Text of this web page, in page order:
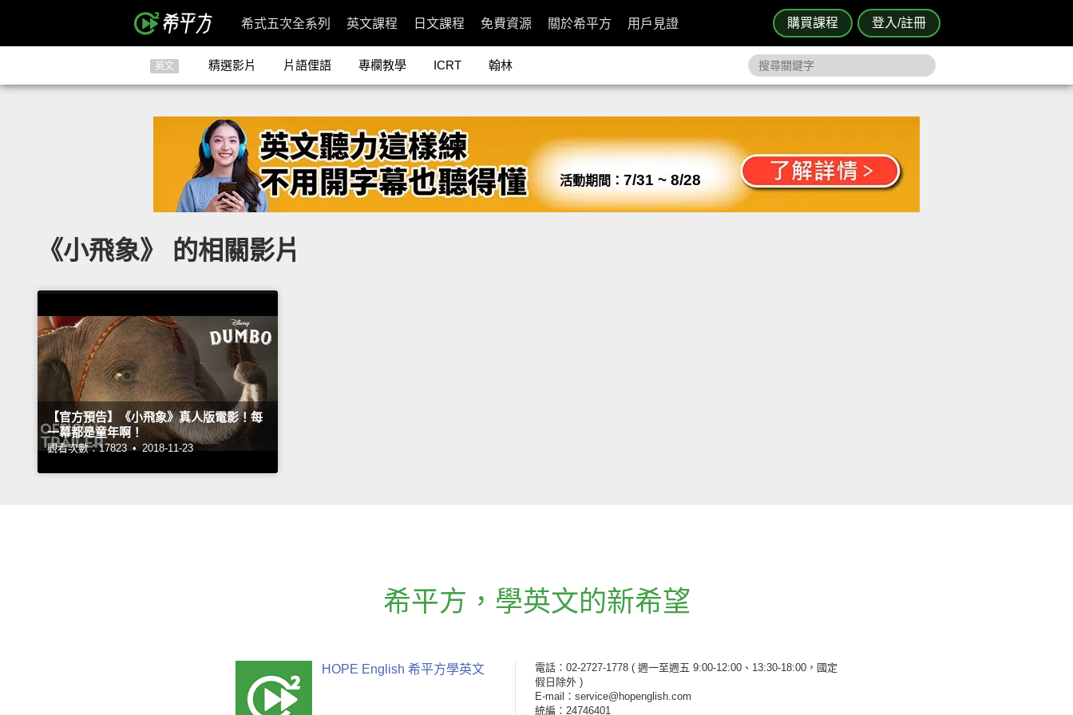
購買課程 登入/註冊
希式五次全系列 英文課程 日文課程 免費資源 關於希平方 用戶見證
英文 精選影片 片語俚語 專欄教學 ICRT 翰林
活動期間： 7/31 ~ 8/28
《小飛象》 的相關影片
【官方預告】《小飛象》真人版電影！每
一幕都是童年啊！
觀看次數：17823 • 2018-11-23
希平方 ， 學英文的新希望
HOPE English 希平方學英文 電話：02-2727-1778 ( 週一至週五 9:00-12:00、13:30-18:00，國定
假日除外 )
E-mail：service@hopenglish.com
統編：24746401